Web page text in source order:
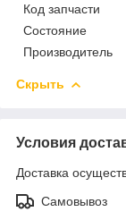
Код запчасти
Состояние
Производитель
Скрыть
Условия
Доставка
Самовывоз